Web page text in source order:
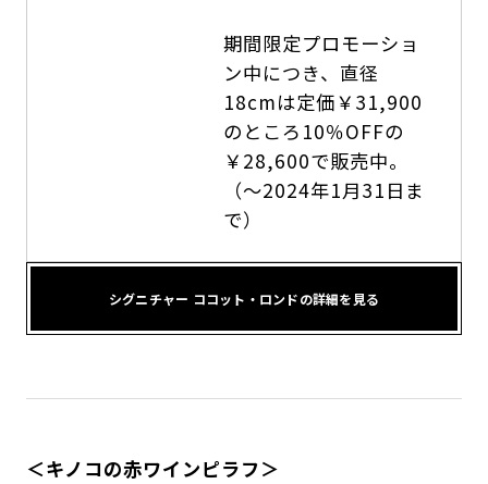
期間限定プロモーショ
ン中につき、直径
18cmは定価￥31,900
のところ10％OFFの
￥28,600で販売中。
（～2024年1月31日ま
で）
シグニチャー ココット・ロンドの詳細を見る
＜キノコの赤ワインピラフ ＞